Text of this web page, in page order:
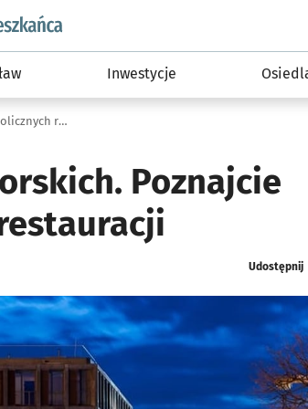
podserwis: Dla mieszkańca
Inwestycje
Dzień otwarty mostów Pomorskich. Poznajcie szefów kuchni okolicznych restauracji
Poznajcie
Udostępnij